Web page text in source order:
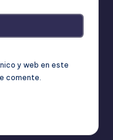
y web en este
comente.